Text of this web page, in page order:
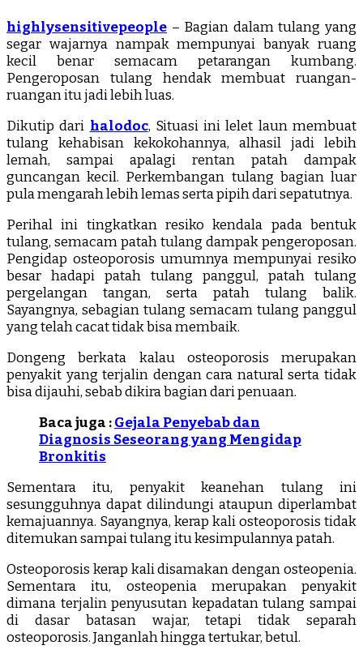
highlysensitivepeople – Bagian dalam tulang yang
segar wajarnya nampak mempunyai banyak ruang
kecil benar semacam petarangan kumbang.
Pengeroposan tulang hendak membuat ruangan-
ruangan itu jadi lebih luas.
Dikutip dari halodoc, Situasi ini lelet laun membuat
tulang kehabisan kekokohannya, alhasil jadi lebih
lemah, sampai apalagi rentan patah dampak
guncangan kecil. Perkembangan tulang bagian luar
pula mengarah lebih lemas serta pipih dari sepatutnya.
Perihal ini tingkatkan resiko kendala pada bentuk
tulang, semacam patah tulang dampak pengeroposan.
Pengidap osteoporosis umumnya mempunyai resiko
besar hadapi patah tulang panggul, patah tulang
pergelangan tangan, serta patah tulang balik.
Sayangnya, sebagian tulang semacam tulang panggul
yang telah cacat tidak bisa membaik.
Dongeng berkata kalau osteoporosis merupakan
penyakit yang terjalin dengan cara natural serta tidak
bisa dijauhi, sebab dikira bagian dari penuaan.
Baca juga :Gejala Penyebab dan
Diagnosis Seseorang yang Mengidap
Bronkitis
Sementara itu, penyakit keanehan tulang ini
sesungguhnya dapat dilindungi ataupun diperlambat
kemajuannya. Sayangnya, kerap kali osteoporosis tidak
ditemukan sampai tulang itu kesimpulannya patah.
Osteoporosis kerap kali disamakan dengan osteopenia.
Sementara itu, osteopenia merupakan penyakit
dimana terjalin penyusutan kepadatan tulang sampai
di dasar batasan wajar, tetapi tidak separah
osteoporosis. Janganlah hingga tertukar, betul.